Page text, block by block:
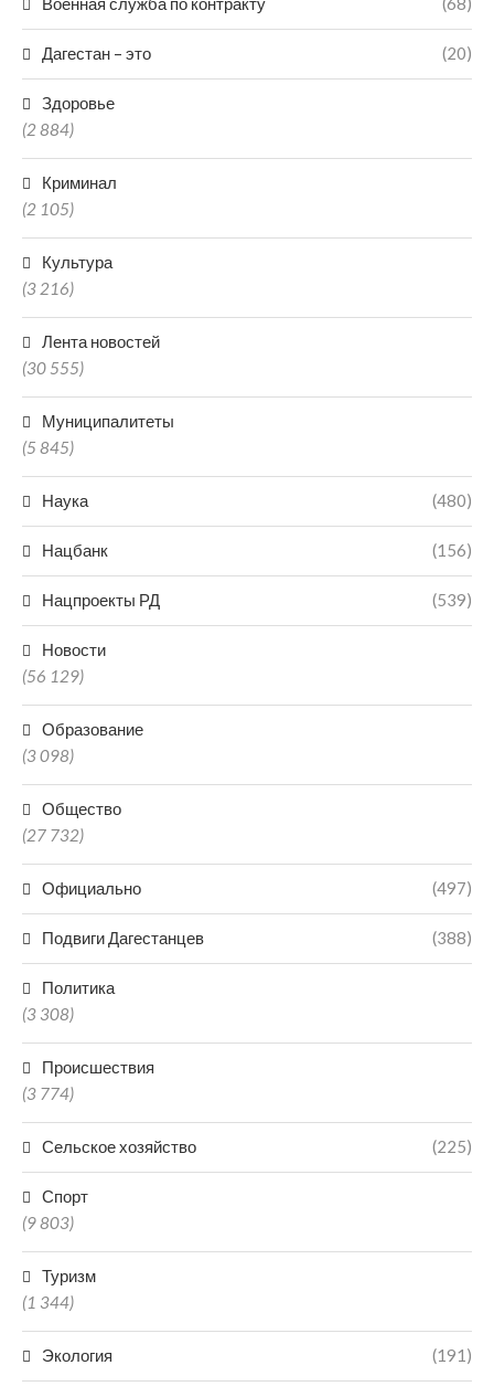
Дагестан – это (20)
Здоровье
(2 884)
Криминал
(2 105)
Культура
(3 216)
Лента новостей
(30 555)
Муниципалитеты
(5 845)
Наука (480)
Нацбанк (156)
Нацпроекты РД (539)
Новости
(56 129)
Образование
(3 098)
Общество
(27 732)
Официально (497)
Подвиги Дагестанцев (388)
Политика
(3 308)
Происшествия
(3 774)
Сельское хозяйство (225)
Спорт
(9 803)
Туризм
(1 344)
Экология (191)